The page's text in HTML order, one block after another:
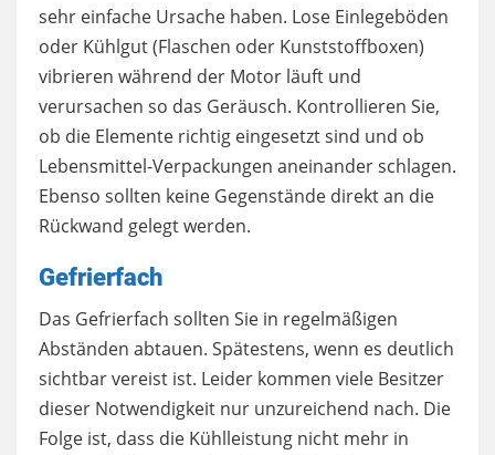
sehr einfache Ursache haben. Lose Einlegeböden
oder Kühlgut (Flaschen oder Kunststoffboxen)
vibrieren während der Motor läuft und
verursachen so das Geräusch. Kontrollieren Sie,
ob die Elemente richtig eingesetzt sind und ob
Lebensmittel-Verpackungen aneinander schlagen.
Ebenso sollten keine Gegenstände direkt an die
Rückwand gelegt werden.
Gefrierfach
Das Gefrierfach sollten Sie in regelmäßigen
Abständen abtauen. Spätestens, wenn es deutlich
sichtbar vereist ist. Leider kommen viele Besitzer
dieser Notwendigkeit nur unzureichend nach. Die
Folge ist, dass die Kühlleistung nicht mehr in